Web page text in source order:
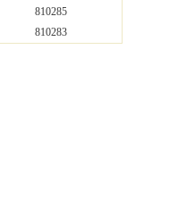
810285
810283